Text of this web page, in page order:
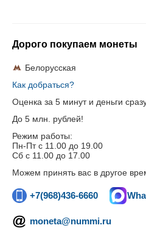
Дорого покупаем монеты
Белорусская
Как добраться?
Оценка за 5 минут и деньги
До 5 млн. рублей!
Режим работы:
Пн-Пт c 11.00 до 19.00
Сб с 11.00 до 17.00
Можем принять вас в другое
+7(968)436-6660
moneta@nummi.ru